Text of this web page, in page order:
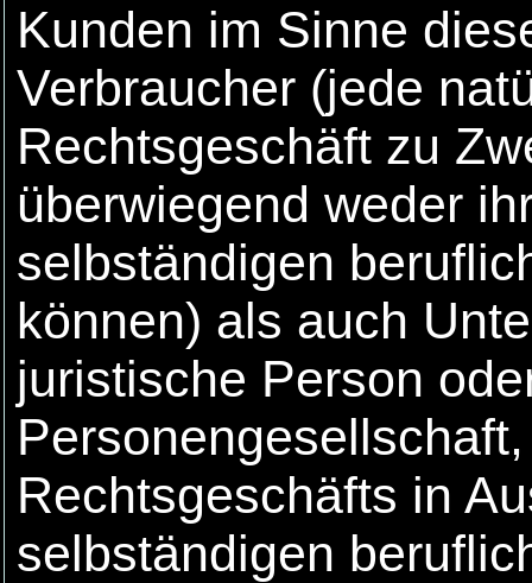
Kunden im Sinne
Verbraucher (jede
Rechtsgeschäft zu
überwiegend weder
selbständigen
können) als auch
juristische Person
Rechtsgeschäfts in
selbständigen